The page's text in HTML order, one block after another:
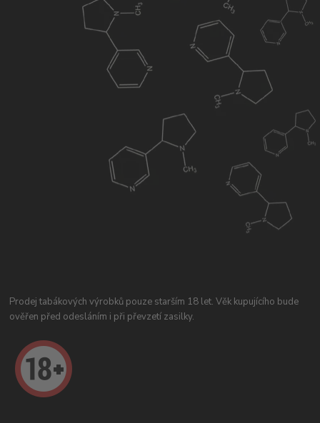
Prodej tabákových výrobků pouze starším 18 let. Věk kupujícího bude
ověřen před odesláním i při převzetí zasilky.